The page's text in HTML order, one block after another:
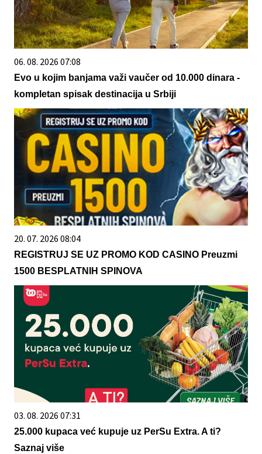
06. 08. 2026 07:08
Evo u kojim banjama važi vaučer od 10.000 dinara -
kompletan spisak destinacija u Srbiji
20. 07. 2026 08:04
REGISTRUJ SE UZ PROMO KOD CASINO Preuzmi
1500 BESPLATNIH SPINOVA
03. 08. 2026 07:31
25.000 kupaca već kupuje uz PerSu Extra. A ti?
Saznaj više